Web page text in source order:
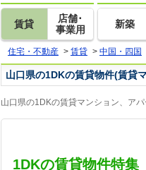
賃貸
店舗･
事業用
新築
住宅・不動産 > 賃貸 > 中国・四国
山口県の1DKの賃貸物件(賃貸
山口県の1DKの賃貸マンション、ア
1DKの賃貸物件特集